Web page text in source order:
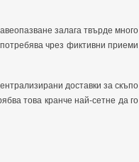
залага твърде много
чрез фиктивни приеми
доставки за скъпо
това кранче най-сетне да го